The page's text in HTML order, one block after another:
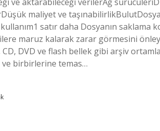
maliyet ve
satır daha Dosyanın saklama
maruz kalarak zarar görmesini
DVD ve flash bellek gibi arşiv
birbirlerine temas…